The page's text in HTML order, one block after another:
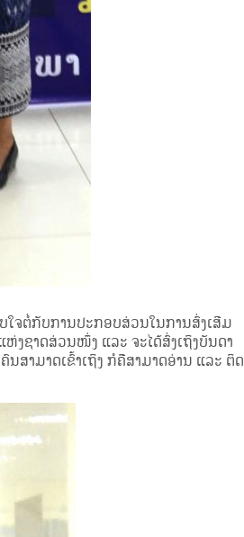
ຈ​ຕໍ່​ກັບ​ການ​ປະ​ກອບ​ສ່ວນ​ໃນ​ການ​ສົ່​ງ​ເສີມ​
ງ​ຊາດ​ສ່ວນ​ໜຶ່ງ ແລະ ຈະ​ໄດ້​ສົ່ງ​ເຖິງ​ບັນ​ດາ​
ສາ​ມາດ​ເຂົ້າ​ເຖິງ ກໍ​ຄືສາ​ມາດ​ອ່ານ ແລະ ຕິດ​